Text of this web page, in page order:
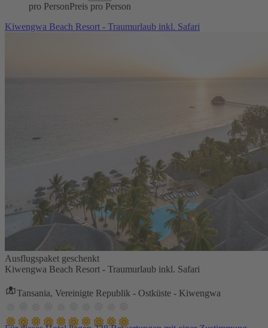
pro PersonPreis pro Person
Kiwengwa Beach Resort - Traumurlaub inkl. Safari
Ausflugspaket geschenkt
Kiwengwa Beach Resort - Traumurlaub inkl. Safari
Tansania, Vereinigte Republik - Ostküste - Kiwengwa